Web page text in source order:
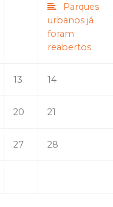
Parques
urbanos já
foram
reabertos
13 14
20 21
27 28